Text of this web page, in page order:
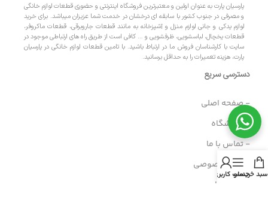
پارسیان پارت به عنوان اولین و معتبرترین فروشگاه اینترنتی و حضوری قطعات لوازم خانگی
و مصرفی در جنوب کشور با سابقه ای درخشان در خدمت شما عزیزان میباشد. برای خرید
لوازم یدکی و جانی لوازم منزل و آشپزخانه به مانند قطعات جاروبرقی، قطعات ماکروفر،
قطعات یخچال، لباسشویی، ظرفشویی و … کافی است از طریق راه های ارتباطی موجود در
سایت با کارشناسان فروش ما در ارتباط باشید. با تامین قطعات لوازم خانگی در پارسیان
پارت، هزینه تعمیرات را به حداقل برسانید.
دسترسی سریع
- صفحه اصلی
- فروشگاه
- تماس با ما
- حریم خصوصی
- درباره ما
سبد خریدمنو
حساب کاربری من